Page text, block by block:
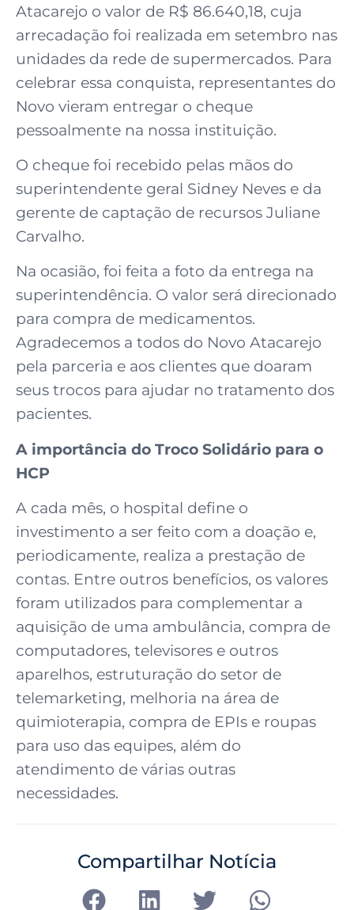
Atacarejo o valor de R$ 86.640,18, cuja
arrecadação foi realizada em setembro nas
unidades da rede de supermercados. Para
celebrar essa conquista, representantes do
Novo vieram entregar o cheque
pessoalmente na nossa instituição.
O cheque foi recebido pelas mãos do
superintendente geral Sidney Neves e da
gerente de captação de recursos Juliane
Carvalho.
Na ocasião, foi feita a foto da entrega na
superintendência. O valor será direcionado
para compra de medicamentos.
Agradecemos a todos do Novo Atacarejo
pela parceria e aos clientes que doaram
seus trocos para ajudar no tratamento dos
pacientes.
A importância do Troco Solidário para o
HCP
A cada mês, o hospital define o
investimento a ser feito com a doação e,
periodicamente, realiza a prestação de
contas. Entre outros benefícios, os valores
foram utilizados para complementar a
aquisição de uma ambulância, compra de
computadores, televisores e outros
aparelhos, estruturação do setor de
telemarketing, melhoria na área de
quimioterapia, compra de EPIs e roupas
para uso das equipes, além do
atendimento de várias outras
necessidades.
Compartilhar Notícia